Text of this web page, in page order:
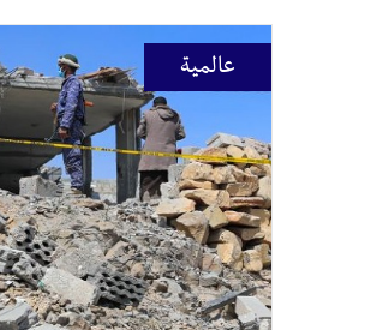
عالمية